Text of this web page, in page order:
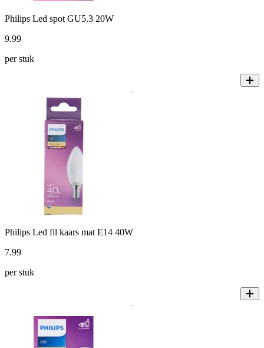
Philips Led spot GU5.3 20W
9.99
per stuk
Philips Led fil kaars mat E14 40W
7.99
per stuk